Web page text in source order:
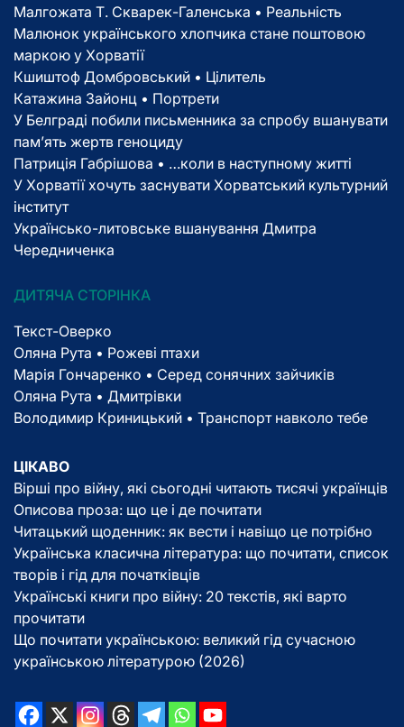
Малгожата Т. Скварек-Галенська • Реальність
Малюнок українського хлопчика стане поштовою
маркою у Хорватії
Кшиштоф Домбровський • Цілитель
Катажина Зайонц • Портрети
У Белграді побили письменника за спробу вшанувати
пам’ять жертв геноциду
Патриція Габрішова • …коли в наступному житті
У Хорватії хочуть заснувати Хорватський культурний
інститут
Українсько-литовське вшанування Дмитра
Чередниченка
ДИТЯЧА СТОРІНКА
Текст-Оверко
Оляна Рута • Рожеві птахи
Марія Гончаренко • Серед сонячних зайчиків
Оляна Рута • Дмитрівки
Володимир Криницький • Транспорт навколо тебе
ЦІКАВО
Вірші про війну, які сьогодні читають тисячі українців
Описова проза: що це і де почитати
Читацький щоденник: як вести і навіщо це потрібно
Українська класична література: що почитати, список
творів і гід для початківців
Українські книги про війну: 20 текстів, які варто
прочитати
Що почитати українською: великий гід сучасною
українською літературою (2026)